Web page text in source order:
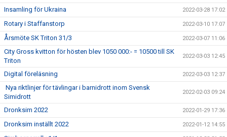
Insamling för Ukraina 2022-03-28 17:02
Rotary i Staffanstorp 2022-03-10 17:07
Årsmöte SK Triton 31/3 2022-03-07 11:06
City Gross kvitton för hösten blev 1050 000:- = 10500 till SK
Triton
2022-03-03 12:45
Digital föreläsning 2022-03-03 12:37
Nya riktlinjer för tävlingar i barnidrott inom Svensk
Simidrott
2022-02-03 09:24
Dronksim 2022 2022-01-29 17:36
Dronksim inställt 2022 2022-01-12 14:55